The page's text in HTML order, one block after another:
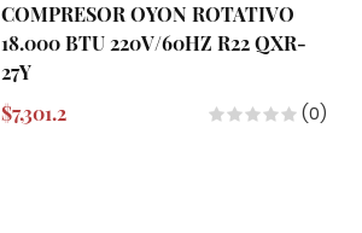
COMPRESOR OYON ROTATIVO
18.000 BTU 220V/60HZ R22 QXR-
27Y
$7,301.2
(0)